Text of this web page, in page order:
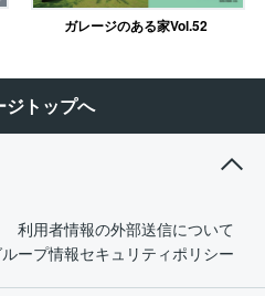
ガレージのある家Vol.52
ジトップへ
利用者情報の外部送信について
ープ情報セキュリティポリシー